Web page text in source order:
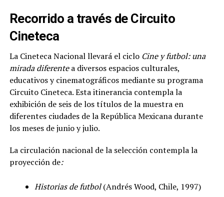
Recorrido a través de Circuito
Cineteca
La Cineteca Nacional llevará el ciclo Cine y futbol: una
mirada diferentea diversos espacios culturales,
educativos y cinematográficos mediante su programa
Circuito Cineteca. Esta itinerancia contempla la
exhibición de seis de los títulos de la muestra en
diferentes ciudades de la República Mexicana durante
los meses de junio y julio.
La circulación nacional de la selección contempla la
proyección de:
Historias de futbol(Andrés Wood, Chile, 1997)